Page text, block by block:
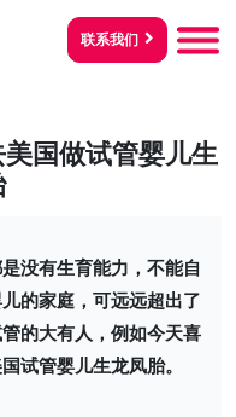
联系我们
国做试管婴儿生
没有生育能力，不能自
的家庭，可远远超出了
的大有人，例如今天喜
试管婴儿生龙凤胎。